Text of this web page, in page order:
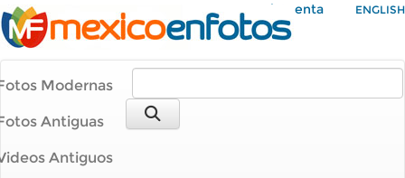
Mi Cuenta ENGLISH
Modernas
Antiguas
Antiguos